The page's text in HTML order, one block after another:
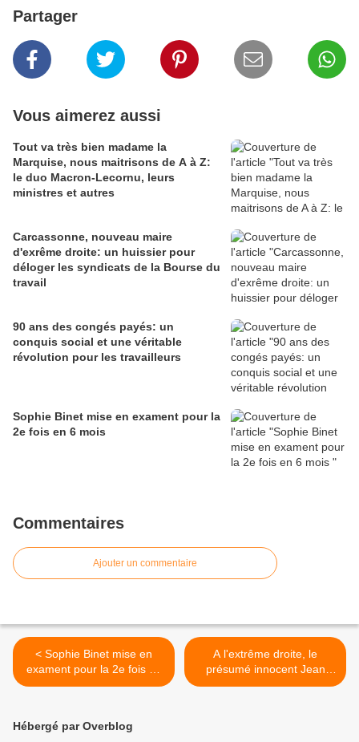
Partager
Vous aimerez aussi
Tout va très bien madame la
Marquise, nous maitrisons de A à Z:
le duo Macron-Lecornu, leurs
ministres et autres
Carcassonne, nouveau maire
d'exrême droite: un huissier pour
déloger les syndicats de la Bourse du
travail
90 ans des congés payés: un
conquis social et une véritable
révolution pour les travailleurs
Sophie Binet mise en exament pour la
2e fois en 6 mois
Commentaires
Ajouter un commentaire
< Sophie Binet mise en
exament pour la 2e fois en
6 mois
A l'extrême droite, le
présumé innocent Jean
Messiha >
Hébergé par Overblog